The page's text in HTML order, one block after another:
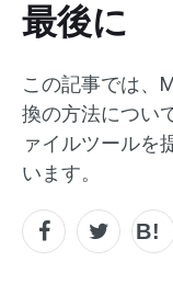
最後に
この記事では、
換の方法につい
ァイルツールを
います。